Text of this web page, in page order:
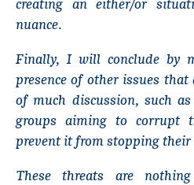
creating an either/or
nuance.
Finally, I will conclude by
presence of other issues
of much discussion, such
groups aiming to corrupt
prevent it from stopping
These threats are